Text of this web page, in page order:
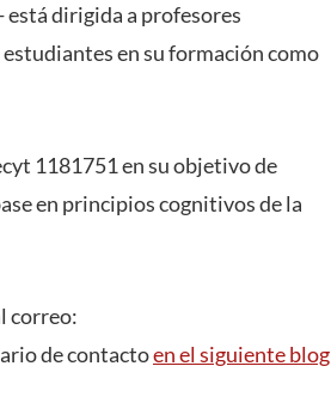
está dirigida a profesores
estudiantes en su formación como
1181751 en su objetivo de
en principios cognitivos de la
correo:
de contactoen el siguiente blog